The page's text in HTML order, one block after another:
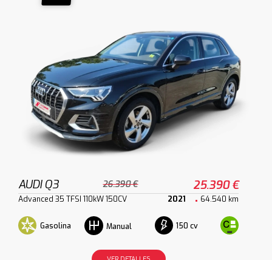
AUDI Q3 26.390 € 25.390 €
Advanced 35 TFSI 110kW 150CV 2021 64.540 km
Gasolina Manual 150 cv